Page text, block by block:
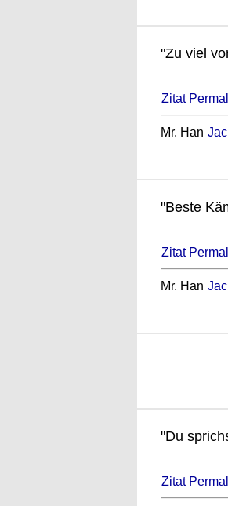
"Zu viel
Zitat
Mr. Han
"Beste
Zitat
Mr. Han
"Du
Zitat